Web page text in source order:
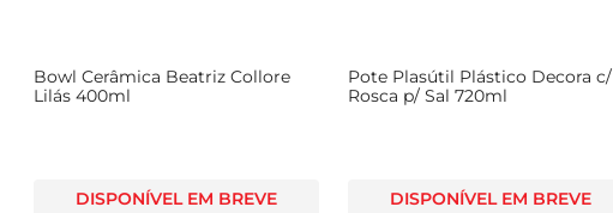
Bowl Cerâmica Beatriz Collore
Lilás 400ml
DISPONÍVEL EM BREVE
Pote Plasútil Plástico Decora c/
Rosca p/ Sal 720ml
DISPONÍVEL EM BREVE